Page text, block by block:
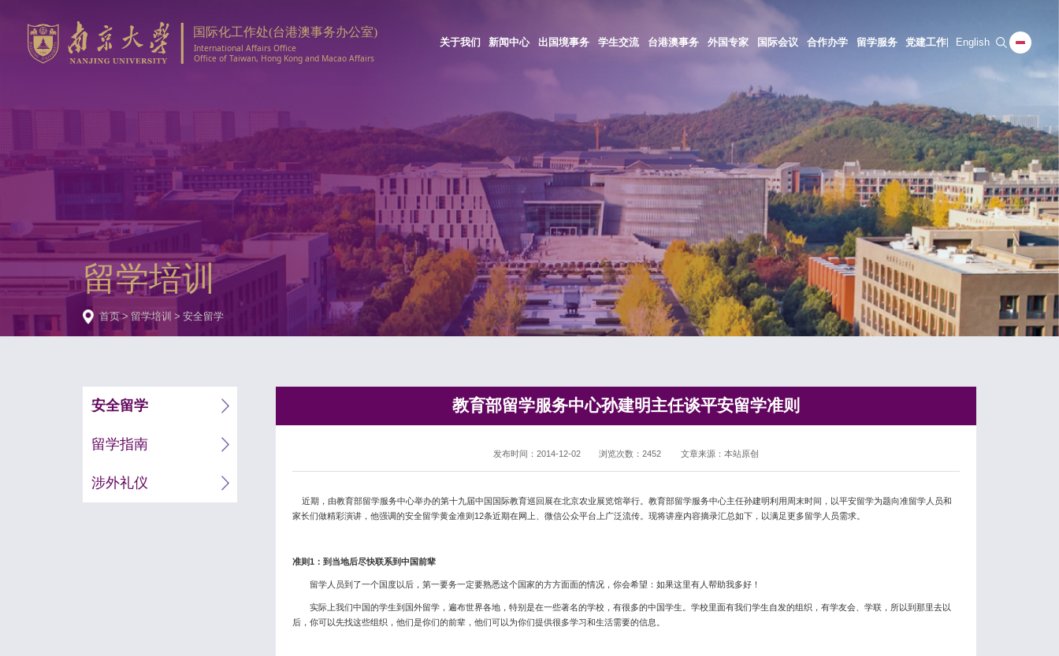
关于我们 新闻中心 出国境事务 学生交流 台港澳事务 外国专家 国际会议 合作办学 留学服务 党建工作 English
留学培训
首页 > 留学培训 > 安全留学
安全留学
留学指南
涉外礼仪
教育部留学服务中心孙建明主任谈平安留学准则
发布时间：2014-12-02 浏览次数： 2452 文章来源：本站原创
近期，由教育部留学服务中心举办的第十九届中国国际教育巡回展在北京农业展览馆举行。教育部留学服务中心主任孙建明利用周末时间，以平安留学为题向准留学人员和
家长们做精彩演讲，他强调的安全留学黄金准则12条近期在网上、微信公众平台上广泛流传。现将讲座内容摘录汇总如下，以满足更多留学人员需求。
准则1：到当地后尽快联系到中国前辈
留学人员到了一个国度以后，第一要务一定要熟悉这个国家的方方面面的情况，你会希望：如果这里有人帮助我多好！
实际上我们中国的学生到国外留学，遍布世界各地，特别是在一些著名的学校，有很多的中国学生。学校里面有我们学生自发的组织，有学友会、学联，所以到那里去以
后，你可以先找这些组织，他们是你们的前辈，他们可以为你们提供很多学习和生活需要的信息。